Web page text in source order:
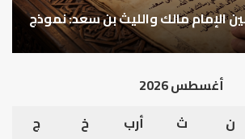
الإمام مالك والليث بن سعد: نموذج
أغسطس 2026
ن ث أرب خ
ج